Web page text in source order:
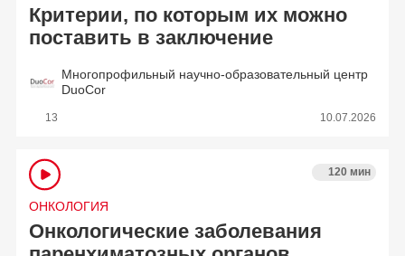
Критерии, по которым их можно
поставить в заключение
Многопрофильный научно-образовательный центр
DuoCor
13 10.07.2026
ОНКОЛОГИЯ
120 мин
Онкологические заболевания